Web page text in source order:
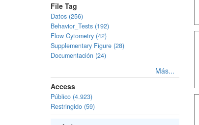
File Tag
Datos (256)
Behavior_Tests (192)
Flow Cytometry (42)
Supplementary Figure (28)
Documentación (24)
Más...
Access
Público (4.923)
Restringido (59)